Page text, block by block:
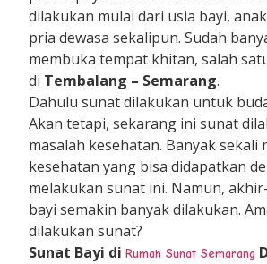
dilakukan mulai dari usia bayi,
pria dewasa sekalipun. Sudah
membuka tempat khitan, salah
di Tembalang – Semarang.
Dahulu sunat dilakukan untuk
Akan tetapi, sekarang ini sunat
masalah kesehatan. Banyak sekali
kesehatan yang bisa didapatkan
melakukan sunat ini. Namun,
bayi semakin banyak dilakukan.
dilakukan sunat?
Sunat Bayi diRumah Sunat Semarang